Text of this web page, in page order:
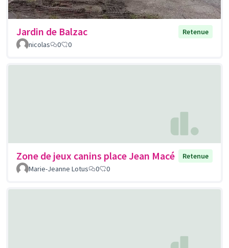
Jardin de Balzac
Retenue
nicolas
0 0
Zone de jeux canins place Jean Macé
Retenue
Marie-Jeanne Lotus
0 0